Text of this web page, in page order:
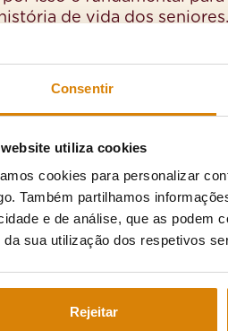
Consentir
utiliza cookies
cookies para personalizar
Também partilhamos
e de análise, que as podem
da sua utilização dos respetivos
Rejeitar
de vida dos
patologias ao mesmo